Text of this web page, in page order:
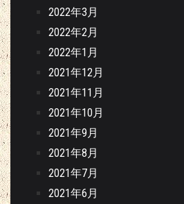
2022年3月
2022年2月
2022年1月
2021年12月
2021年11月
2021年10月
2021年9月
2021年8月
2021年7月
2021年6月